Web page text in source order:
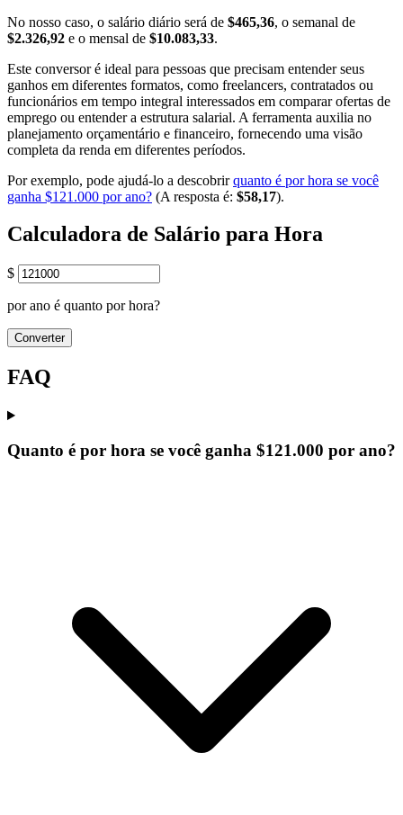
No nosso caso, o salário diário será de $465,36, o semanal de
$2.326,92 e o mensal de $10.083,33.
Este conversor é ideal para pessoas que precisam entender seus
ganhos em diferentes formatos, como freelancers, contratados ou
funcionários em tempo integral interessados em comparar ofertas de
emprego ou entender a estrutura salarial. A ferramenta auxilia no
planejamento orçamentário e financeiro, fornecendo uma visão
completa da renda em diferentes períodos.
Por exemplo, pode ajudá-lo a descobrirquanto é por hora se você
ganha $121.000 por ano? (A resposta é: $58,17).
Calculadora de Salário para Hora
$
por ano é quanto por hora?
Converter
FAQ
Quanto é por hora se você ganha $121.000 por ano?